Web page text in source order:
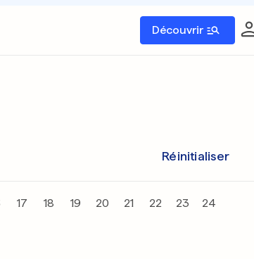
Découvrir
Réinitialiser
17 18 19 20 21 22 23 24